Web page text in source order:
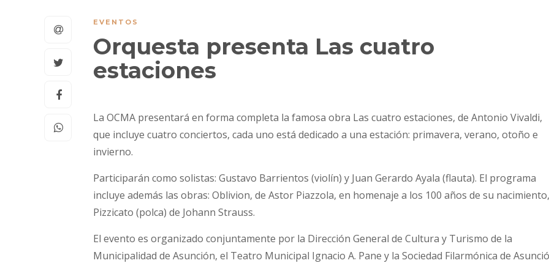
EVENTOS
Orquesta presenta Las cuatro
estaciones
La OCMA presentará en forma completa la famosa obra Las cuatro estaciones, de Antonio Vivaldi,
que incluye cuatro conciertos, cada uno está dedicado a una estación: primavera, verano, otoño e
invierno.
Participarán como solistas: Gustavo Barrientos (violín) y Juan Gerardo Ayala (flauta). El programa
incluye además las obras: Oblivion, de Astor Piazzola, en homenaje a los 100 años de su
Pizzicato (polca) de Johann Strauss.
El evento es organizado conjuntamente por la Dirección General de Cultura y Turismo de la
Municipalidad de Asunción, el Teatro Municipal Ignacio A. Pane y la Sociedad Filarmónica de